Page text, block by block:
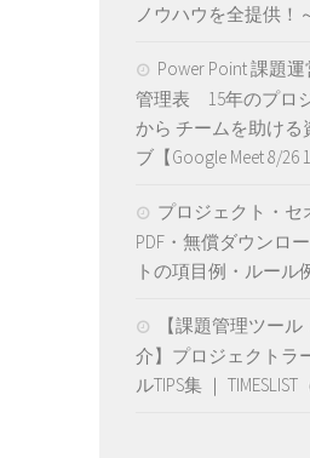
ノウハウを全提供！
Power Point 課題
管理表 15年のプロ
から チームを助ける
ブ【Google Meet 8/26
プロジェクト・セ
PDF・無償ダウンロ
トの項目例・ルール
【課題管理ツー
介】プロジェクトラ
ルTIPS集 ｜